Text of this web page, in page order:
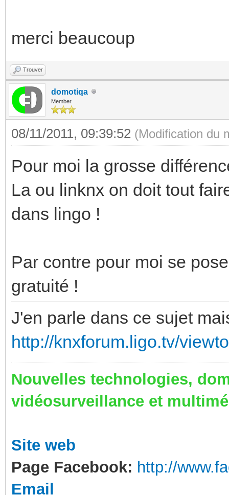
merci beaucoup
Trouver
domotiqa
Member
08/11/2011, 09:39:52 (Modification du
Pour moi la grosse
La ou linknx on doit tout
dans lingo !
Par contre pour moi se
gratuité !
J'en parle dans ce sujet
http://knxforum.ligo.tv/
Nouvelles technologies,
vidéosurveillance et
Site web
Page Facebook: http://
Email